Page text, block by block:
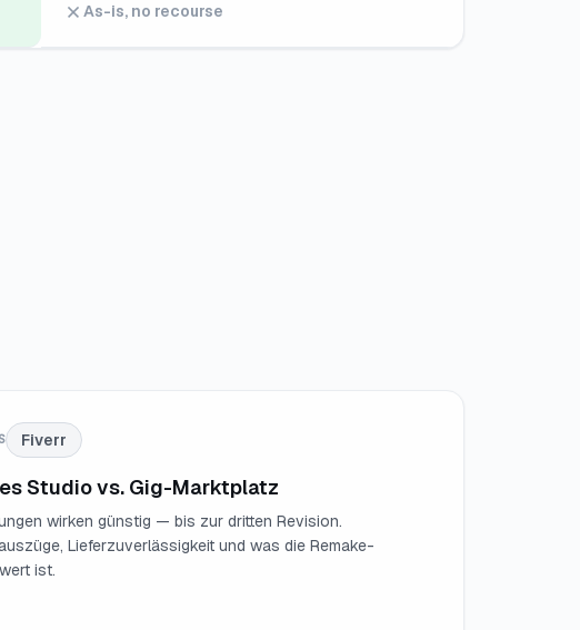
As-is, no recourse
Fiverr
Studio vs. Gig-Marktplatz
wirken günstig — bis zur dritten Revision.
Lieferzuverlässigkeit und was die Remake-
ist.